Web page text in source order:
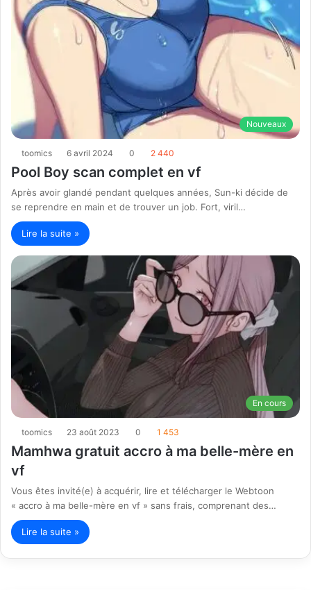
Nouveaux
toomics 6 avril 2024 0 2 440
Pool Boy scan complet en vf
Après avoir glandé pendant quelques années, Sun-ki décide de
se reprendre en main et de trouver un job. Fort, viril…
Lire la suite »
En cours
toomics 23 août 2023 0 1 453
Mamhwa gratuit accro à ma belle-mère en
vf
Vous êtes invité(e) à acquérir, lire et télécharger le Webtoon
« accro à ma belle-mère en vf » sans frais, comprenant des…
Lire la suite »